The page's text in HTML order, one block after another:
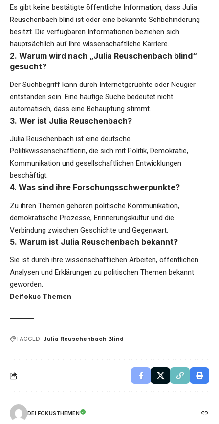
Es gibt keine bestätigte öffentliche Information, dass Julia
Reuschenbach blind ist oder eine bekannte Sehbehinderung
besitzt. Die verfügbaren Informationen beziehen sich
hauptsächlich auf ihre wissenschaftliche Karriere.
2. Warum wird nach „Julia Reuschenbach blind“
gesucht?
Der Suchbegriff kann durch Internetgerüchte oder Neugier
entstanden sein. Eine häufige Suche bedeutet nicht
automatisch, dass eine Behauptung stimmt.
3. Wer ist Julia Reuschenbach?
Julia Reuschenbach ist eine deutsche
Politikwissenschaftlerin, die sich mit Politik, Demokratie,
Kommunikation und gesellschaftlichen Entwicklungen
beschäftigt.
4. Was sind ihre Forschungsschwerpunkte?
Zu ihren Themen gehören politische Kommunikation,
demokratische Prozesse, Erinnerungskultur und die
Verbindung zwischen Geschichte und Gegenwart.
5. Warum ist Julia Reuschenbach bekannt?
Sie ist durch ihre wissenschaftlichen Arbeiten, öffentlichen
Analysen und Erklärungen zu politischen Themen bekannt
geworden.
Deifokus Themen
TAGGED: Julia Reuschenbach Blind
DEI FOKUSTHEMEN